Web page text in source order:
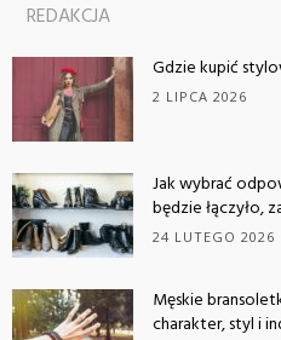
REDAKCJA
Gdzie kupić
2 LIPCA 2026
Jak wybrać
będzie łączyło,
24 LUTEGO 2026
Męskie
charakter, styl i